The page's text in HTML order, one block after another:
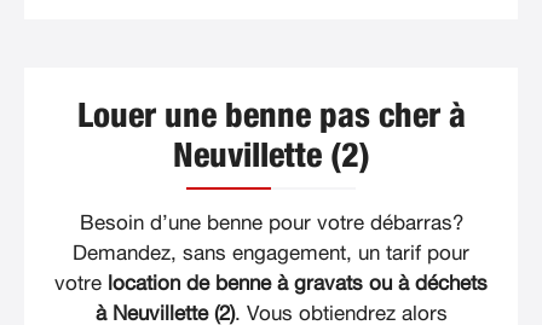
Louer une benne pas cher à
Neuvillette (2)
Besoin d’une benne pour votre débarras?
Demandez, sans engagement, un tarif pour
votre location de benne à gravats ou à déchets
à Neuvillette (2). Vous obtiendrez alors